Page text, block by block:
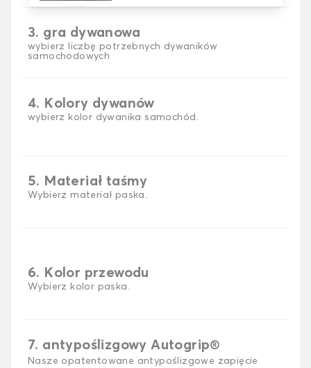
3. gra dywanowa
wybierz liczbę potrzebnych dywaników
samochodowych
4. Kolory dywanów
wybierz kolor dywanika samochód.
5. Materiał taśmy
Wybierz materiał paska.
6. Kolor przewodu
Wybierz kolor paska.
7. antypoślizgowy Autogrip®
Nasze opatentowane antypoślizgowe zapięcie